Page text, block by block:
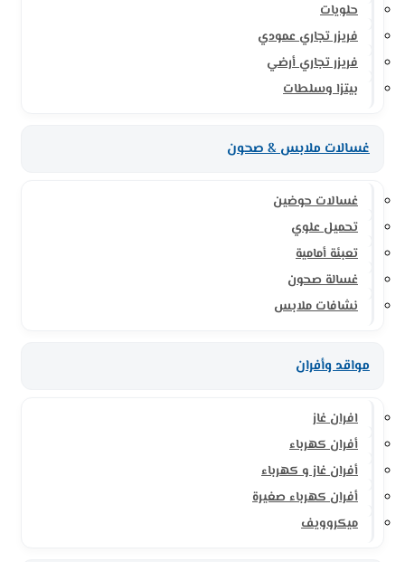
حلويات
فريزر تجاري عمودي
فريزر تجاري أرضي
بيتزا وسلطات
غسالات ملابس & صحون
غسالات حوضين
تحميل علوي
تعبئة أمامية
غسالة صحون
نشافات ملابس
مواقد وأفران
افران غاز
أفران كهرباء
أفران غاز و كهرباء
أفران كهرباء صغيرة
ميكروويف